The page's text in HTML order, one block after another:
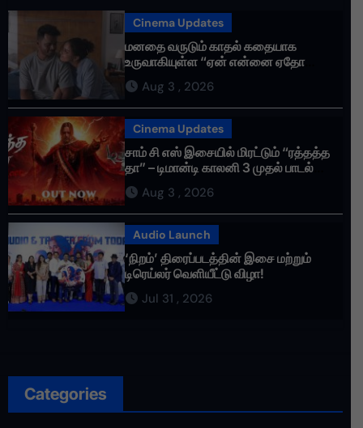
Cinema Updates
மனதை வருடும் காதல் கதையாக
உருவாகியுள்ள “ஏன் என்னை ஏதோ
செய்தாய்” – டீசர் வெளியானது !
Aug 3 , 2026
Cinema Updates
சாம் சி எஸ் இசையில் மிரட்டும் “ரத்தத்த
தா” – டிமான்டி காலனி 3 முதல் பாடல்
ரசிகர்களை கவர்ந்து வருகிறது!
Aug 3 , 2026
Audio Launch
‘நிறம்’ திரைப்படத்தின் இசை மற்றும்
டிரெய்லர் வெளியீட்டு விழா!
Jul 31 , 2026
Categories